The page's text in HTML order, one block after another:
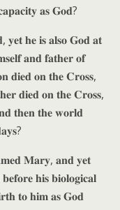
𝐚𝐬 𝐆𝐨𝐝?
𝐲𝐞𝐭 𝐡𝐞 𝐢𝐬 𝐚𝐥𝐬𝐨 𝐆𝐨𝐝 𝐚𝐭
𝐚𝐧𝐝 𝐟𝐚𝐭𝐡𝐞𝐫 𝐨𝐟
𝐝𝐢𝐞𝐝 𝐨𝐧 𝐭𝐡𝐞 𝐂𝐫𝐨𝐬𝐬,
𝐝𝐢𝐞𝐝 𝐨𝐧 𝐭𝐡𝐞 𝐂𝐫𝐨𝐬𝐬,
𝐭𝐡𝐞𝐧 𝐭𝐡𝐞 𝐰𝐨𝐫𝐥𝐝
𝐌𝐚𝐫𝐲, 𝐚𝐧𝐝 𝐲𝐞𝐭
𝐡𝐢𝐬 𝐛𝐢𝐨𝐥𝐨𝐠𝐢𝐜𝐚𝐥
𝐭𝐨 𝐡𝐢𝐦 𝐚𝐬 𝐆𝐨𝐝